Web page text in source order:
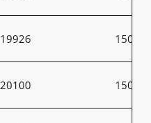
19926 150
20100 150